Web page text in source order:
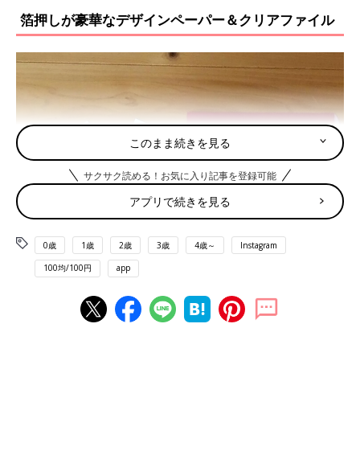
箔押しが豪華なデザインペーパー＆クリアファイル
このまま続きを見る
サクサク読める！お気に入り記事を登録可能
アプリで続きを見る
0歳 1歳 2歳 3歳 4歳～ Instagram
100均/100円 app